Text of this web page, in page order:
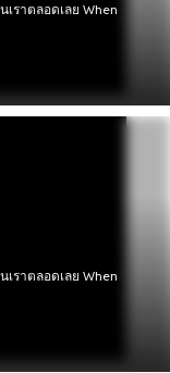
ราตลอดเลย When
ราตลอดเลย When